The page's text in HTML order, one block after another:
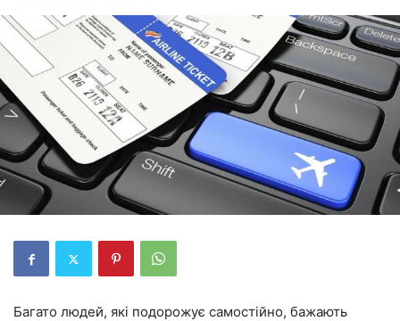
Багато людей, які подорожує самостійно, бажають